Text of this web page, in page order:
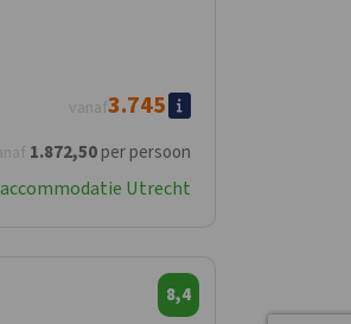
1.872,50per persoon
vanaf3.745
Utrecht
8,4